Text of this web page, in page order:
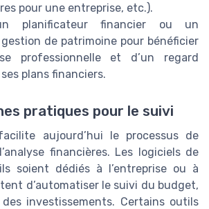
pour une entreprise, etc.).
planificateur financier ou un
de patrimoine pour bénéficier
professionnelle et d’un regard
plans financiers.
pratiques pour le suivi
aujourd’hui le processus de
financières. Les logiciels de
soient dédiés à l’entreprise ou à
d’automatiser le suivi du budget,
investissements. Certains outils